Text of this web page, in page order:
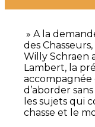
» A la
des
Willy Schraen
Lambert, la
accompagnée
d’aborder
les sujets qui
chasse et le